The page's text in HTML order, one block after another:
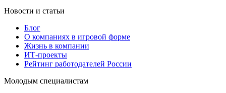
Новости и статьи
Блог
О компаниях в игровой форме
Жизнь в компании
ИТ-проекты
Рейтинг работодателей России
Молодым специалистам